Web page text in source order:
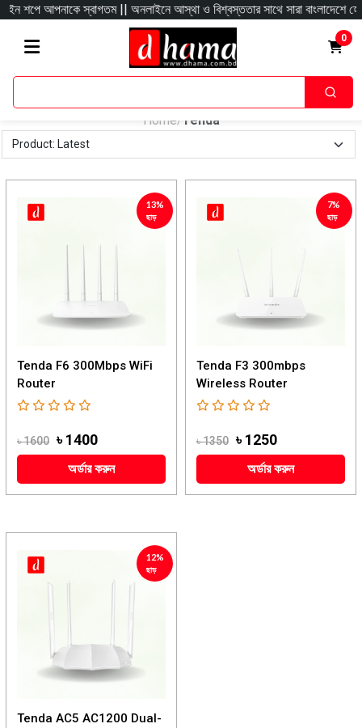
স্বাগতম || অনলাইনে আস্থা ও বিশ্বস্ততার সাথে সারা বাংলাদেশে হোম
0
Home/ Tenda
13%
ছাড়
Tenda F6 300Mbps WiFi
Router
৳ 1600 ৳ 1400
অর্ডার করুন
7%
ছাড়
Tenda F3 300mbps
Wireless Router
৳ 1350 ৳ 1250
অর্ডার করুন
12%
ছাড়
Tenda AC5 AC1200 Dual-